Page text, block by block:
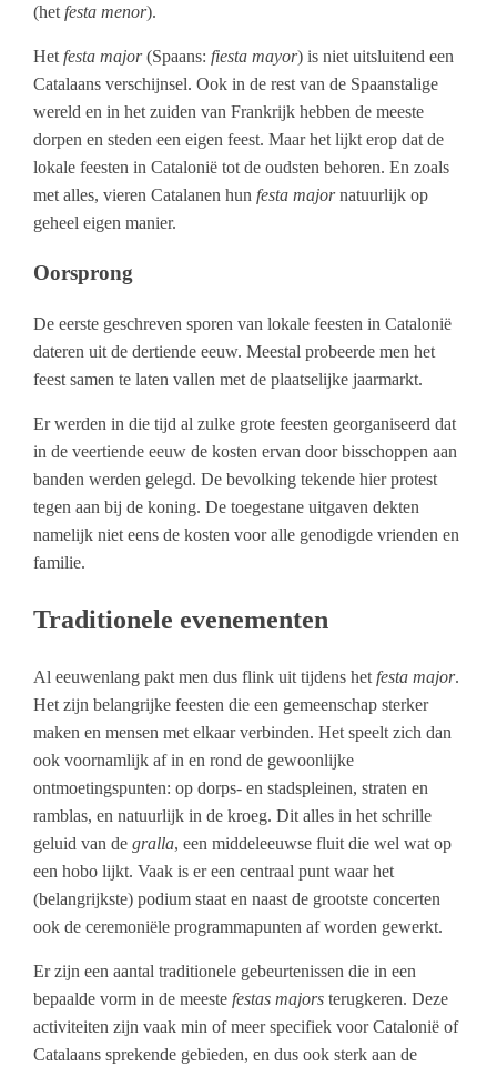
(het festa menor).
Het festa major(Spaans: fiesta mayor) is niet uitsluitend een
Catalaans verschijnsel. Ook in de rest van de Spaanstalige
wereld en in het zuiden van Frankrijk hebben de meeste
dorpen en steden een eigen feest. Maar het lijkt erop dat de
lokale feesten in Catalonië tot de oudsten behoren. En zoals
met alles, vieren Catalanen hun festa majornatuurlijk op
geheel eigen manier.
Oorsprong
De eerste geschreven sporen van lokale feesten in Catalonië
dateren uit de dertiende eeuw. Meestal probeerde men het
feest samen te laten vallen met de plaatselijke jaarmarkt.
Er werden in die tijd al zulke grote feesten georganiseerd dat
in de veertiende eeuw de kosten ervan door bisschoppen aan
banden werden gelegd. De bevolking tekende hier protest
tegen aan bij de koning. De toegestane uitgaven dekten
namelijk niet eens de kosten voor alle genodigde vrienden en
familie.
Traditionele evenementen
Al eeuwenlang pakt men dus flink uit tijdens het festa major.
Het zijn belangrijke feesten die een gemeenschap sterker
maken en mensen met elkaar verbinden. Het speelt zich dan
ook voornamlijk af in en rond de gewoonlijke
ontmoetingspunten: op dorps- en stadspleinen, straten en
ramblas, en natuurlijk in de kroeg. Dit alles in het schrille
geluid van de gralla, een middeleeuwse fluit die wel wat op
een hobo lijkt. Vaak is er een centraal punt waar het
(belangrijkste) podium staat en naast de grootste concerten
ook de ceremoniële programmapunten af worden gewerkt.
Er zijn een aantal traditionele gebeurtenissen die in een
bepaalde vorm in de meeste festas majors terugkeren. Deze
activiteiten zijn vaak min of meer specifiek voor Catalonië of
Catalaans sprekende gebieden, en dus ook sterk aan de